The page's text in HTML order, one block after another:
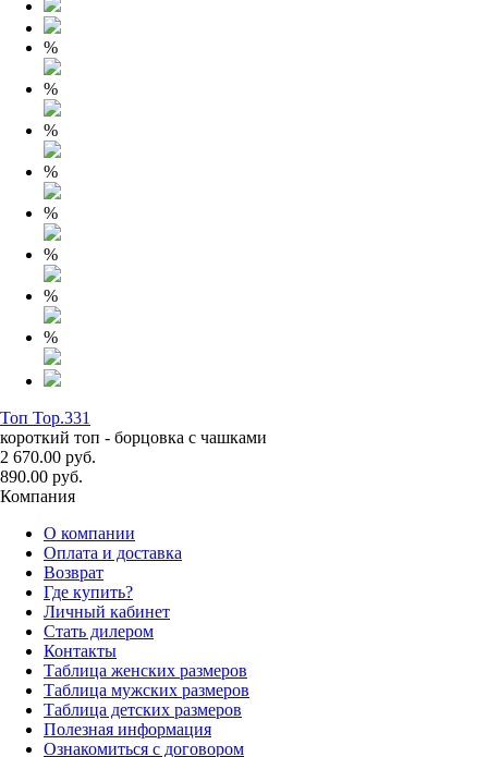
%
%
%
%
%
%
%
%
Топ Top.331
короткий топ - борцовка с чашками
2 670.00 руб.
890.00 руб.
Компания
О компании
Оплата и доставка
Возврат
Где купить?
Личный кабинет
Стать дилером
Контакты
Таблица женских размеров
Таблица мужских размеров
Таблица детских размеров
Полезная информация
Ознакомиться с договором